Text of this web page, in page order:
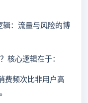
：流量与风险的博
心逻辑在于：
频次比非用户高